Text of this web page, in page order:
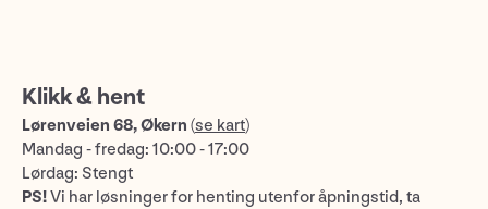
Klikk & hent
Lørenveien 68, Økern (se kart)
Mandag - fredag: 10:00 - 17:00
Lørdag: Stengt
PS!Vi har løsninger for henting utenfor åpningstid, ta